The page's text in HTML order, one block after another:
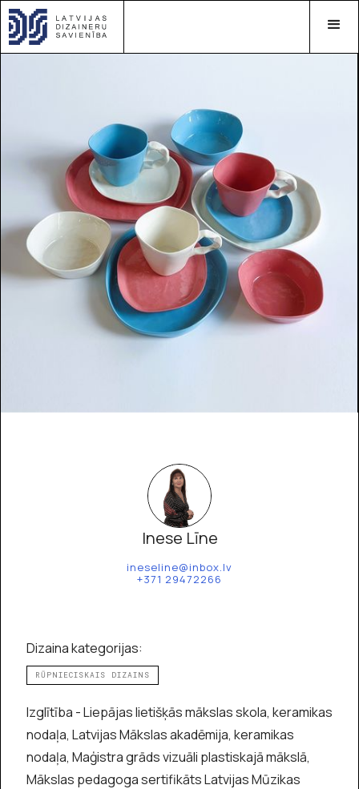
Inese Līne
ineseline@inbox.lv
+371 29472266
Dizaina kategorijas:
RŪPNIECISKAIS DIZAINS
Izglītība - Liepājas lietišķās mākslas skola, keramikas
nodaļa, Latvijas Mākslas akadēmija, keramikas
nodaļa, Maģistra grāds vizuāli plastiskajā mākslā,
Mākslas pedagoga sertifikāts Latvijas Mūzikas